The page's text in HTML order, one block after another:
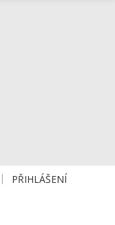
PŘIHLÁŠENÍ